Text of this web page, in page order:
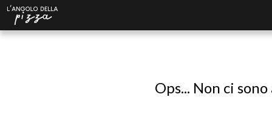
Ops... Non ci